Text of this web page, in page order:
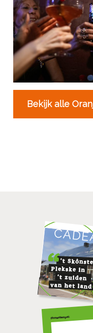
Bekijk alle